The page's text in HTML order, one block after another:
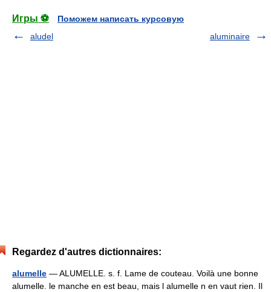
Игры ⚽
Поможем написать курсовую
aludel
aluminaire
Regardez d'autres dictionnaires:
alumelle — ALUMELLE. s. f. Lame de couteau. Voilà une bonne
alumelle. le manche en est beau, mais l alumelle n en vaut rien. Il